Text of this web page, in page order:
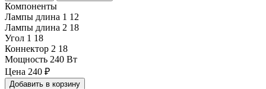
Компоненты
Лампы длина 1 12
Лампы длина 2 18
Угол 1 18
Коннектор 2 18
Мощность 240 Вт
Цена 240 ₽
Добавить в корзину